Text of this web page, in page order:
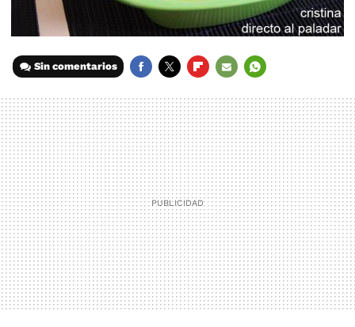
Sin comentarios
MAIL